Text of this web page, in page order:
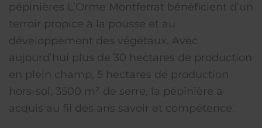
pépinières L’Orme Montferrat bénéficient d’un
terroir propice à la pousse et au
développement des végétaux. Avec
aujourd’hui plus de 30 hectares de production
en plein champ, 5 hectares de production
hors-sol, 3500 m² de serre, la pépinière a
acquis au fil des ans savoir et compétence.